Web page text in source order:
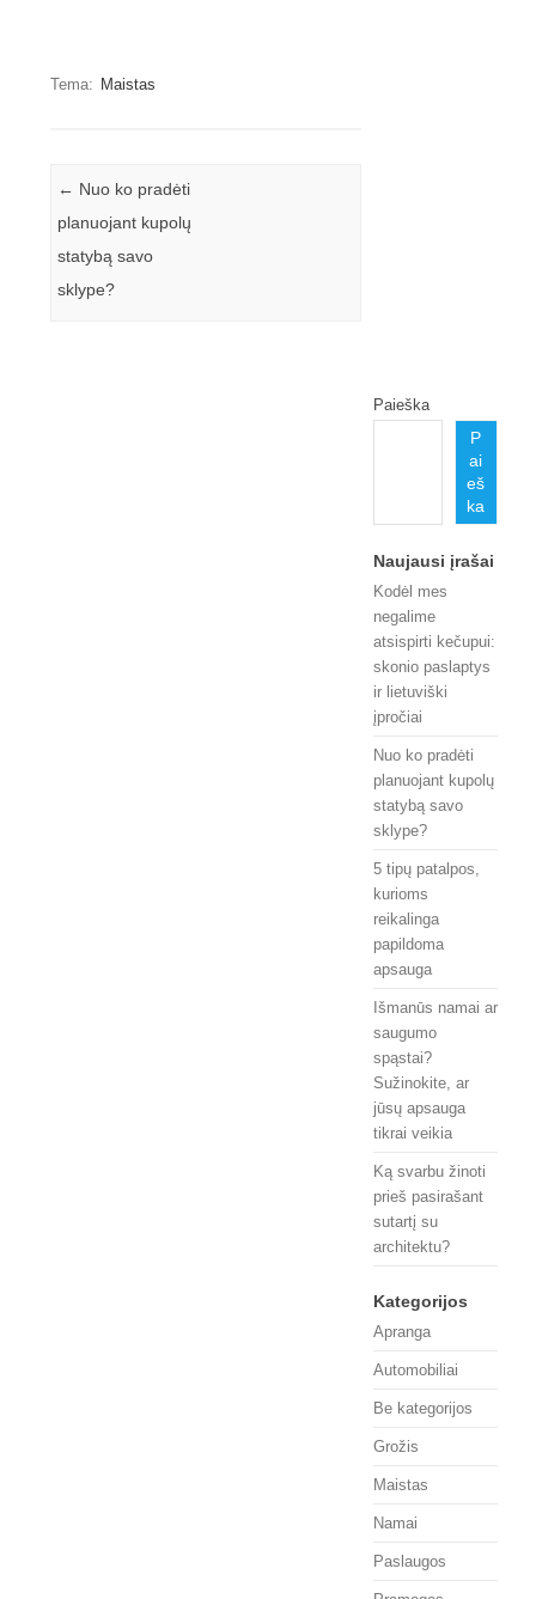
Tema: Maistas
Įrašo navigacija
← Nuo ko pradėti
planuojant kupolų
statybą savo
sklype?
Paieška
P
ai
eš
ka
Naujausi įrašai
Kodėl mes
negalime
atsispirti kečupui:
skonio paslaptys
ir lietuviški
įpročiai
Nuo ko pradėti
planuojant kupolų
statybą savo
sklype?
5 tipų patalpos,
kurioms
reikalinga
papildoma
apsauga
Išmanūs namai ar
saugumo
spąstai?
Sužinokite, ar
jūsų apsauga
tikrai veikia
Ką svarbu žinoti
prieš pasirašant
sutartį su
architektu?
Kategorijos
Apranga
Automobiliai
Be kategorijos
Grožis
Maistas
Namai
Paslaugos